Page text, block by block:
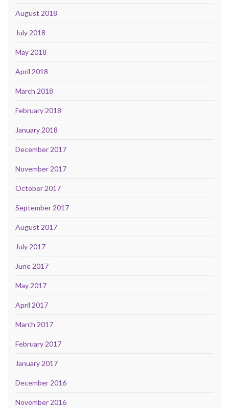
August 2018
July 2018
May 2018
April 2018
March 2018
February 2018
January 2018
December 2017
November 2017
October 2017
September 2017
August 2017
July 2017
June 2017
May 2017
April 2017
March 2017
February 2017
January 2017
December 2016
November 2016